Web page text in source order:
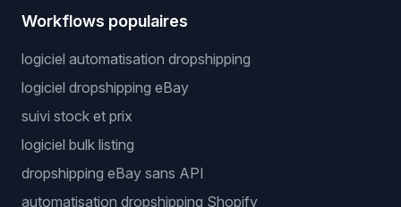
Workflows populaires
logiciel automatisation dropshipping
logiciel dropshipping eBay
suivi stock et prix
logiciel bulk listing
dropshipping eBay sans API
automatisation dropshipping Shopify